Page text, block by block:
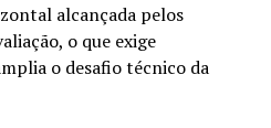
alcançada pelos
o que exige
o desafio técnico da